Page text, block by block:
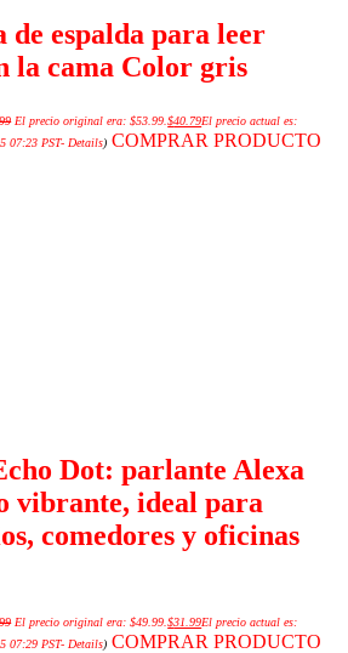
de espalda para leer
la cama Color gris
El precio original era: $53.99.$40.79El precio actual es:
07:23 PST- Details) COMPRAR PRODUCTO
Dot: parlante Alexa
vibrante, ideal para
comedores y oficinas
El precio original era: $49.99.$31.99El precio actual es:
07:29 PST- Details) COMPRAR PRODUCTO